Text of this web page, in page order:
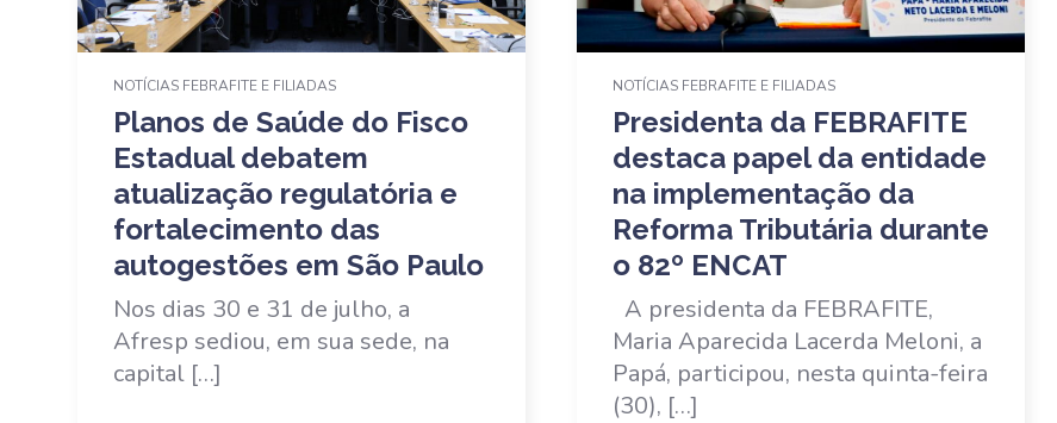
NOTÍCIAS FEBRAFITE E FILIADAS
Planos de Saúde do Fisco
Estadual debatem
atualização regulatória e
fortalecimento das
autogestões em São Paulo
Nos dias 30 e 31 de julho, a
Afresp sediou, em sua sede, na
capital […]
NOTÍCIAS FEBRAFITE E FILIADAS
Presidenta da FEBRAFITE
destaca papel da entidade
na implementação da
Reforma Tributária durante
o 82º ENCAT
A presidenta da FEBRAFITE,
Maria Aparecida Lacerda Meloni, a
Papá, participou, nesta quinta-feira
(30), […]